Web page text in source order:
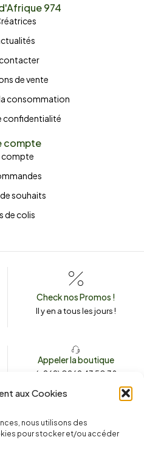
aux Cookies
nous utilisons des
pour stocker et/ou accéder
974
de vente
consommation
confidentialité
compte
compte
souhaits
de colis
Check nos Promos !
Il y en a tous les jours !
Appeler la boutique
(+262) 0262 43 50 38
974. Tous droits réservés.